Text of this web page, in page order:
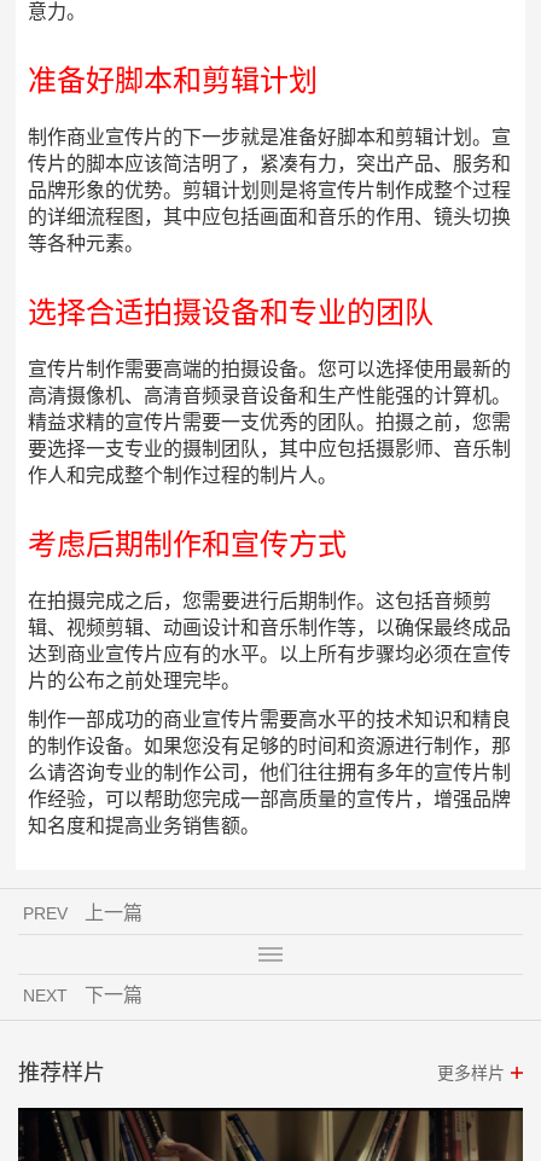
意力。
准备好脚本和剪辑计划
制作商业宣传片的下一步就是准备好脚本和剪辑计划。宣
传片的脚本应该简洁明了，紧凑有力，突出产品、服务和
品牌形象的优势。剪辑计划则是将宣传片制作成整个过程
的详细流程图，其中应包括画面和音乐的作用、镜头切换
等各种元素。
选择合适拍摄设备和专业的团队
宣传片制作需要高端的拍摄设备。您可以选择使用最新的
高清摄像机、高清音频录音设备和生产性能强的计算机。
精益求精的宣传片需要一支优秀的团队。拍摄之前，您需
要选择一支专业的摄制团队，其中应包括摄影师、音乐制
作人和完成整个制作过程的制片人。
考虑后期制作和宣传方式
在拍摄完成之后，您需要进行后期制作。这包括音频剪
辑、视频剪辑、动画设计和音乐制作等，以确保最终成品
达到商业宣传片应有的水平。以上所有步骤均必须在宣传
片的公布之前处理完毕。
制作一部成功的商业宣传片需要高水平的技术知识和精良
的制作设备。如果您没有足够的时间和资源进行制作，那
么请咨询专业的制作公司，他们往往拥有多年的宣传片制
作经验，可以帮助您完成一部高质量的宣传片，增强品牌
知名度和提高业务销售额。
PREV 上一篇
NEXT 下一篇
推荐样片 更多样片